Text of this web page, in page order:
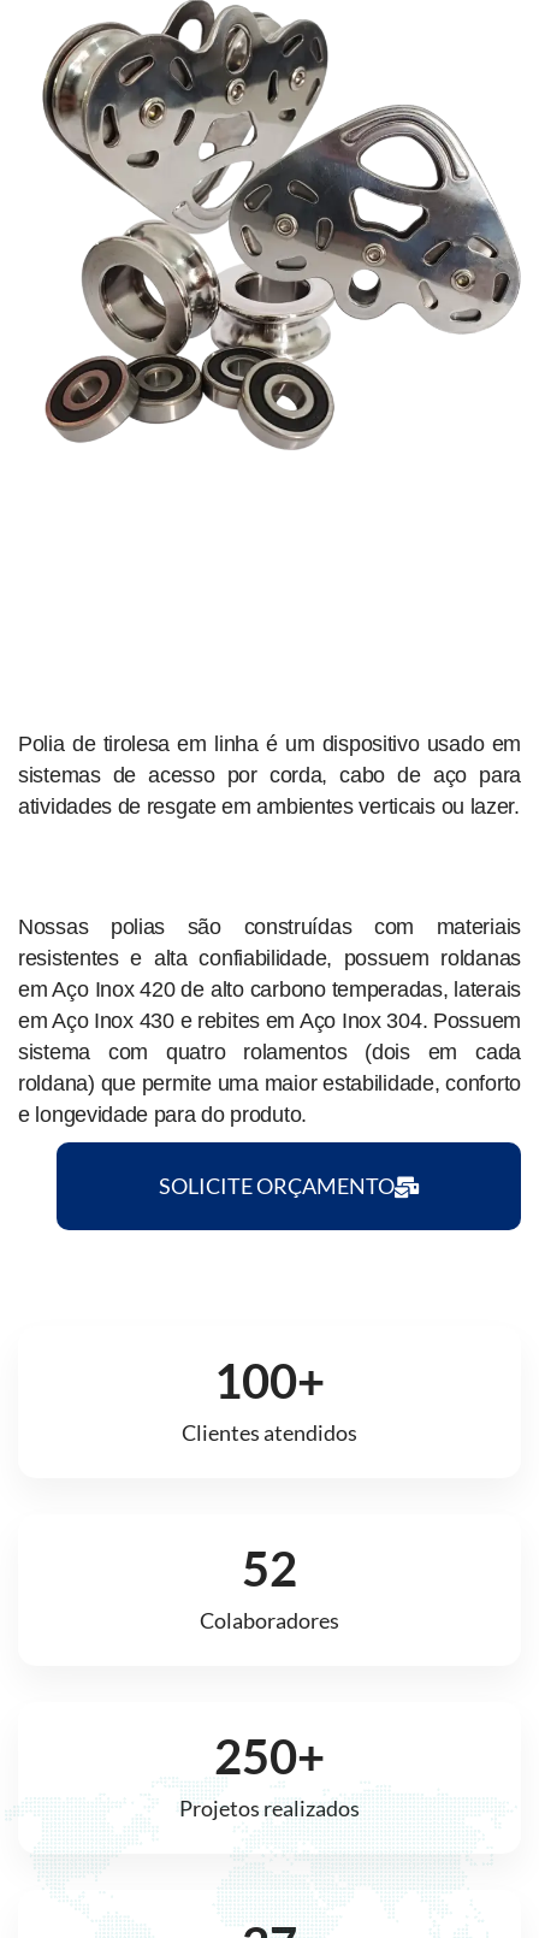
Polia de tirolesa em linha é um dispositivo usado em
sistemas de acesso por corda, cabo de aço para
atividades de resgate em ambientes verticais ou lazer.
Nossas polias são construídas com materiais
resistentes e alta confiabilidade, possuem roldanas
em Aço Inox 420 de alto carbono temperadas, laterais
em Aço Inox 430 e rebites em Aço Inox 304. Possuem
sistema com quatro rolamentos (dois em cada
roldana) que permite uma maior estabilidade, conforto
e longevidade para do produto.
SOLICITE ORÇAMENTO
Clientes atendidos
100+
Colaboradores
52
Projetos realizados
250+